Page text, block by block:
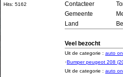
Hits: 5162 Contacteer
Gemeente
Land
Veel bezocht
Uit de categorie : auto
·Bumper peugeot 208
Uit de categorie : auto